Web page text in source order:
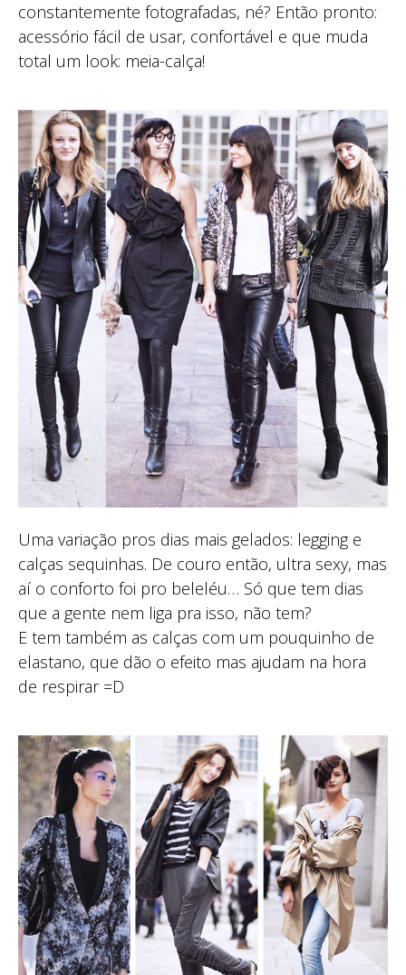
constantemente fotografadas, né? Então pronto:
acessório fácil de usar, confortável e que muda
total um look: meia-calça!
Uma variação pros dias mais gelados: legging e
calças sequinhas. De couro então, ultra sexy, mas
aí o conforto foi pro beleléu… Só que tem dias
que a gente nem liga pra isso, não tem?
E tem também as calças com um pouquinho de
elastano, que dão o efeito mas ajudam na hora
de respirar =D